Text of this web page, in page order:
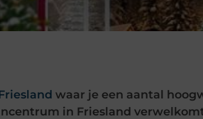
waar je een aantal
in Friesland